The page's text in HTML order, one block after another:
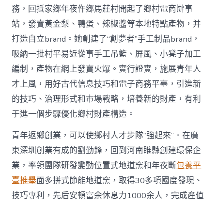
務，回抵家鄉年夜仵鄉馬莊村開起了鄉村電商辦事
站，發賣黃金梨、鴨蛋、辣椒醬等本地特點產物，并
打造自立brand。她創建了“創夢者”手工制品brand，
吸納一批村平易近從事手工吊籃、屏風、小凳子加工
編制，產物在網上發賣火爆。實行證實，施展青年人
才上風，用好古代信息技巧和電子商務平臺，引進新
的技巧、治理形式和市場戰略，培養新的財產，有利
于進一個步驟優化鄉村財產構造。
青年返鄉創業，可以使鄉村人才步隊“強起來”。在廣
東深圳創業有成的劉勤鋒，回到河南睢縣創建環保企
業，率領團隊研發變動位置式地道窯和年夜斷包養平
臺推舉面多拼式節能地道窯，取得30多項國度發現、
技巧專利，先后安頓富余休息力1000余人，完成產值